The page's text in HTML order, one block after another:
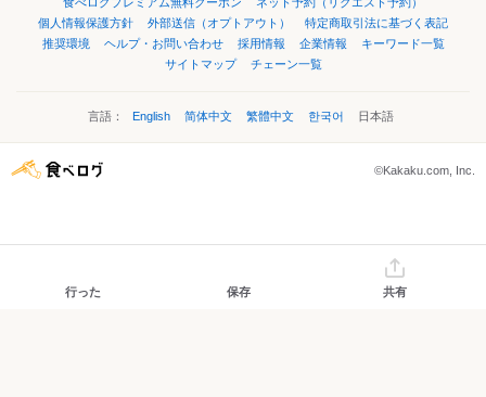
個人情報保護方針
外部送信（オプトアウト）
特定商取引法に基づく表記
推奨環境
ヘルプ・お問い合わせ 採用情報 企業情報
キーワード一覧
サイトマップ
チェーン一覧
言語： English 简体中文 繁體中文 한국어 日本語
©Kakaku.com, Inc.
行った 保存 共有